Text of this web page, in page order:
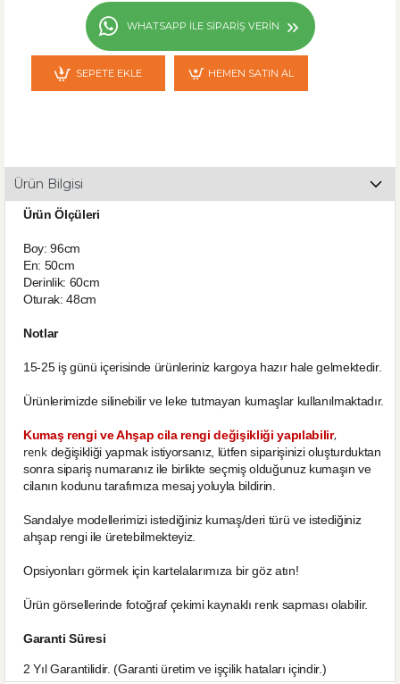
WHATSAPP ILE SIPARIŞ VERIN
SEPETE EKLE HEMEN SATIN AL
Ürün Bilgisi
Ürün Ölçüleri
Boy: 96cm
En: 50cm
Derinlik: 60cm
Oturak: 48cm
Notlar
15-25 iş günü içerisinde ürünleriniz kargoya hazır hale gelmektedir.
Ürünlerimizde silinebilir ve leke tutmayan kumaşlar kullanılmaktadır.
Kumaş rengi ve Ahşap cila rengi değişikliği yapılabilir,
renk değişikliği yapmak istiyorsanız, lütfen siparişinizi oluşturduktan
sonra sipariş numaranız ile birlikte seçmiş olduğunuz kumaşın ve
cilanın kodunu tarafımıza mesaj yoluyla bildirin.
Sandalye modellerimizi istediğiniz kumaş/deri türü ve istediğiniz
ahşap rengi ile üretebilmekteyiz.
Opsiyonları görmek için kartelalarımıza bir göz atın!
Ürün görsellerinde fotoğraf çekimi kaynaklı renk sapması olabilir.
Garanti Süresi
2 Yıl Garantilidir. (Garanti üretim ve işçilik hataları içindir.)